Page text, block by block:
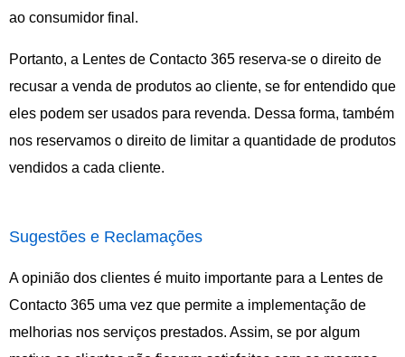
ao consumidor final.
Portanto, a Lentes de Contacto 365 reserva-se o direito de
recusar a venda de produtos ao cliente, se for entendido que
eles podem ser usados para revenda. Dessa forma, também
nos reservamos o direito de limitar a quantidade de produtos
vendidos a cada cliente.
Sugestões e Reclamações
A opinião dos clientes é muito importante para a Lentes de
Contacto 365 uma vez que permite a implementação de
melhorias nos serviços prestados. Assim, se por algum